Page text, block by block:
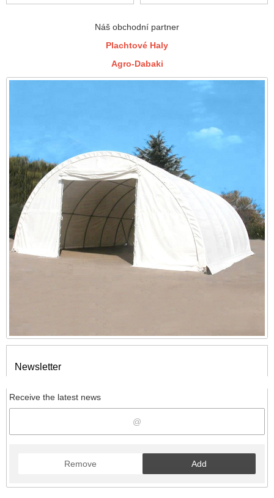
Náš obchodní partner
Plachtové Haly
Agro-Dabaki
Newsletter
Receive the latest news
Remove Add